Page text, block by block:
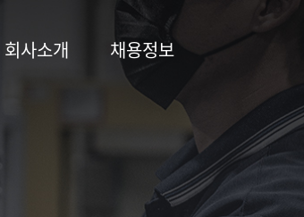
회사소개 채용정보